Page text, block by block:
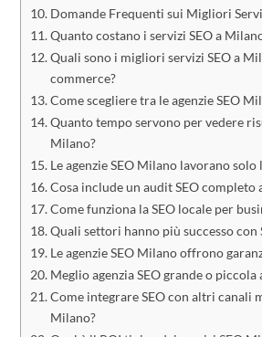
Domande Frequenti sui Migliori
Quanto costano i servizi SEO a
Quali sono i migliori servizi SEO a
commerce?
Come scegliere tra le agenzie SEO
Quanto tempo servono per vedere
Milano?
Le agenzie SEO Milano lavorano solo
Cosa include un audit SEO completo
Come funziona la SEO locale per
Quali settori hanno più successo con
Le agenzie SEO Milano offrono
Meglio agenzia SEO grande o piccola
Come integrare SEO con altri canali
Milano?